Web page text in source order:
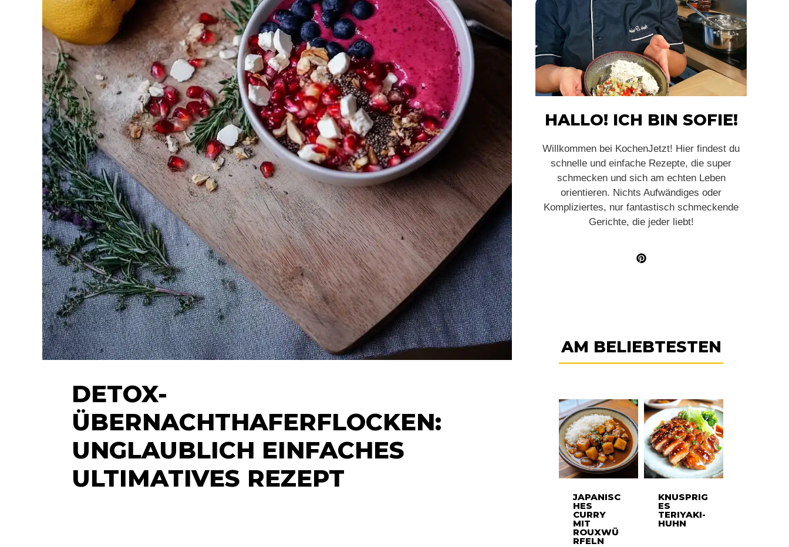
DETOX-
ÜBERNACHTHAFERFLOCKEN:
UNGLAUBLICH EINFACHES
ULTIMATIVES REZEPT
HALLO! ICH BIN SOFIE!
Willkommen bei KochenJetzt! Hier findest du
schnelle und einfache Rezepte, die super
schmecken und sich am echten Leben
orientieren. Nichts Aufwändiges oder
Kompliziertes, nur fantastisch schmeckende
Gerichte, die jeder liebt!
AM BELIEBTESTEN
JAPANISC
HES
CURRY
MIT
ROUXWÜ
RFELN
KNUSPRIG
ES
TERIYAKI-
HUHN